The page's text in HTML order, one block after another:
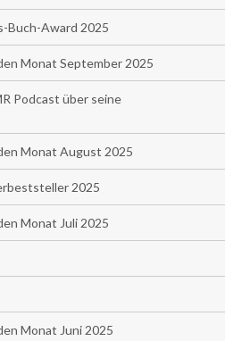
Buch-Award 2025
Monat September 2025
Podcast über seine
Monat August 2025
2025
Monat Juli 2025
Monat Juni 2025